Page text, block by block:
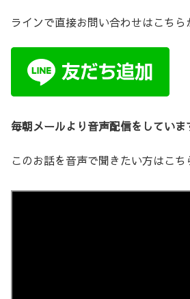
ラインで直接お問い合わせはこちら
毎朝メールより音声配信をしていま
このお話を音声で聞きたい方はこち